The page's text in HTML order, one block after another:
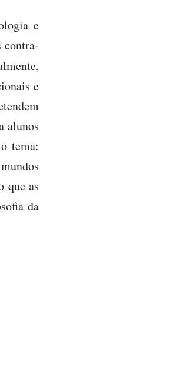
e
contra-
e
alunos
tema:
que as
da